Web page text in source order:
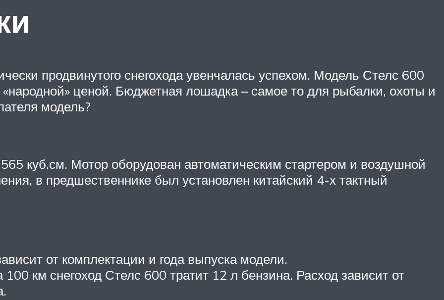
продвинутого снегохода увенчалась успехом. Модель Стелс 600
ценой. Бюджетная лошадка – самое то для рыбалки, охоты и
модель?
куб.см. Мотор оборудован автоматическим стартером и воздушной
в предшественнике был установлен китайский 4-х тактный
от комплектации и года выпуска модели.
км снегоход Стелс 600 тратит 12 л бензина. Расход зависит от